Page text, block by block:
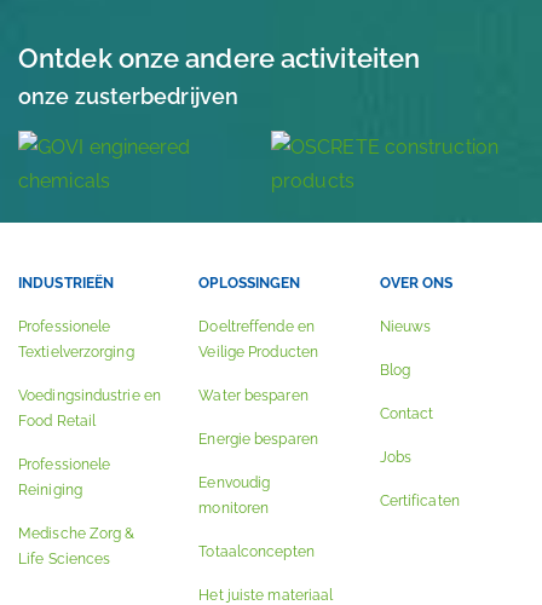
Ontdek onze andere activiteiten
onze zusterbedrijven
INDUSTRIEËN
Professionele
Textielverzorging
Voedingsindustrie en
Food Retail
Professionele
Reiniging
Medische Zorg &
Life Sciences
OPLOSSINGEN
Doeltreffende en
Veilige Producten
Water besparen
Energie besparen
Eenvoudig
monitoren
Totaalconcepten
Het juiste materiaal
OVER ONS
Nieuws
Blog
Contact
Jobs
Certificaten